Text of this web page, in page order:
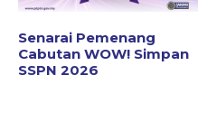
Senarai Pemenang
Cabutan WOW! Simpan
SSPN 2026